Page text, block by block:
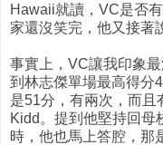
Hawaii就讀，VC是否
家還沒笑完，他又接著
事實上，VC讓我印象
到林志傑單場最高得分
是51分，有兩次，而且
Kidd。提到他堅持回母
時，他也馬上答腔，那